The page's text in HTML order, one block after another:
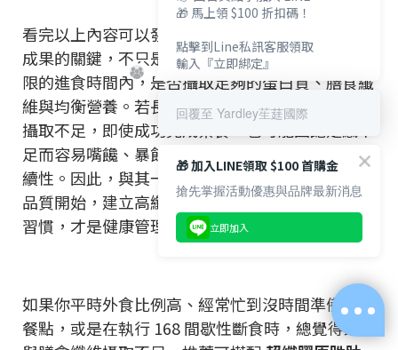
看完以上內容可以發現，168 間歇性斷食真正影響
成果的關鍵，不只是每天空腹 16 小時，而是在有
限的進食時間內，是否攝取足夠的蛋白質、膳食纖
維與均衡營養。若長期飲食不均衡、蔬菜與全穀類
攝取不足，即使成功完成禁食，也可能因飽足感不
足而容易嘴饞、暴飲暴食，甚至影響體態管理的持
續性。因此，與其一味減少熱量，不如從提升飲食
品質開始，建立高纖、均衡且容易長期維持的飲食
習慣，才是健康管理的重要基礎。
如果你平時外食比例高、經常忙到沒時間準備均衡
餐點，或是在執行 168 間歇性斷食時，總覺得蔬菜
🎁 馬上領 $100 折扣碼！
點擊到Line私訊客服領取
輸入『立即綁定』
回覆至 Yardley苼莛國際
🎁 加入LINE領取 $100 首購金
搶先掌握活動優惠與品牌最新消息
立即加入